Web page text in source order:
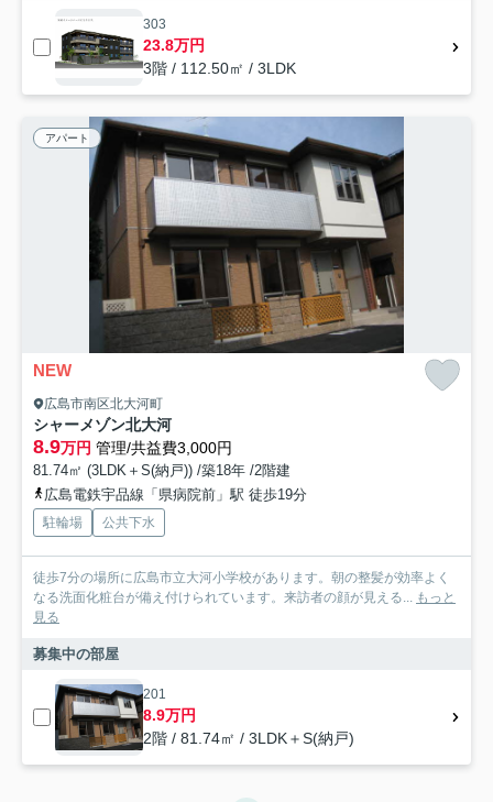
303
23.8万円
3階 / 112.50㎡ / 3LDK
アパート
NEW
広島市南区北大河町
シャーメゾン北大河
8.9万円 管理/共益費3,000円
81.74㎡ (3LDK＋S(納戸)) /築18年 /2階建
広島電鉄宇品線「県病院前」駅 徒歩19分
駐輪場 公共下水
徒歩7分の場所に広島市立大河小学校があります。朝の整髪が効率よく
なる洗面化粧台が備え付けられています。来訪者の顔が見える... もっと
見る
募集中の部屋
201
8.9万円
2階 / 81.74㎡ / 3LDK＋S(納戸)